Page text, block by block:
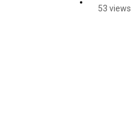
53 views